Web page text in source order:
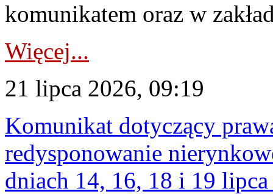
komunikatem oraz w
Więcej...
21 lipca 2026, 09:19
Komunikat dotyczący
redysponowanie
dniach 14, 16, 18 i 19